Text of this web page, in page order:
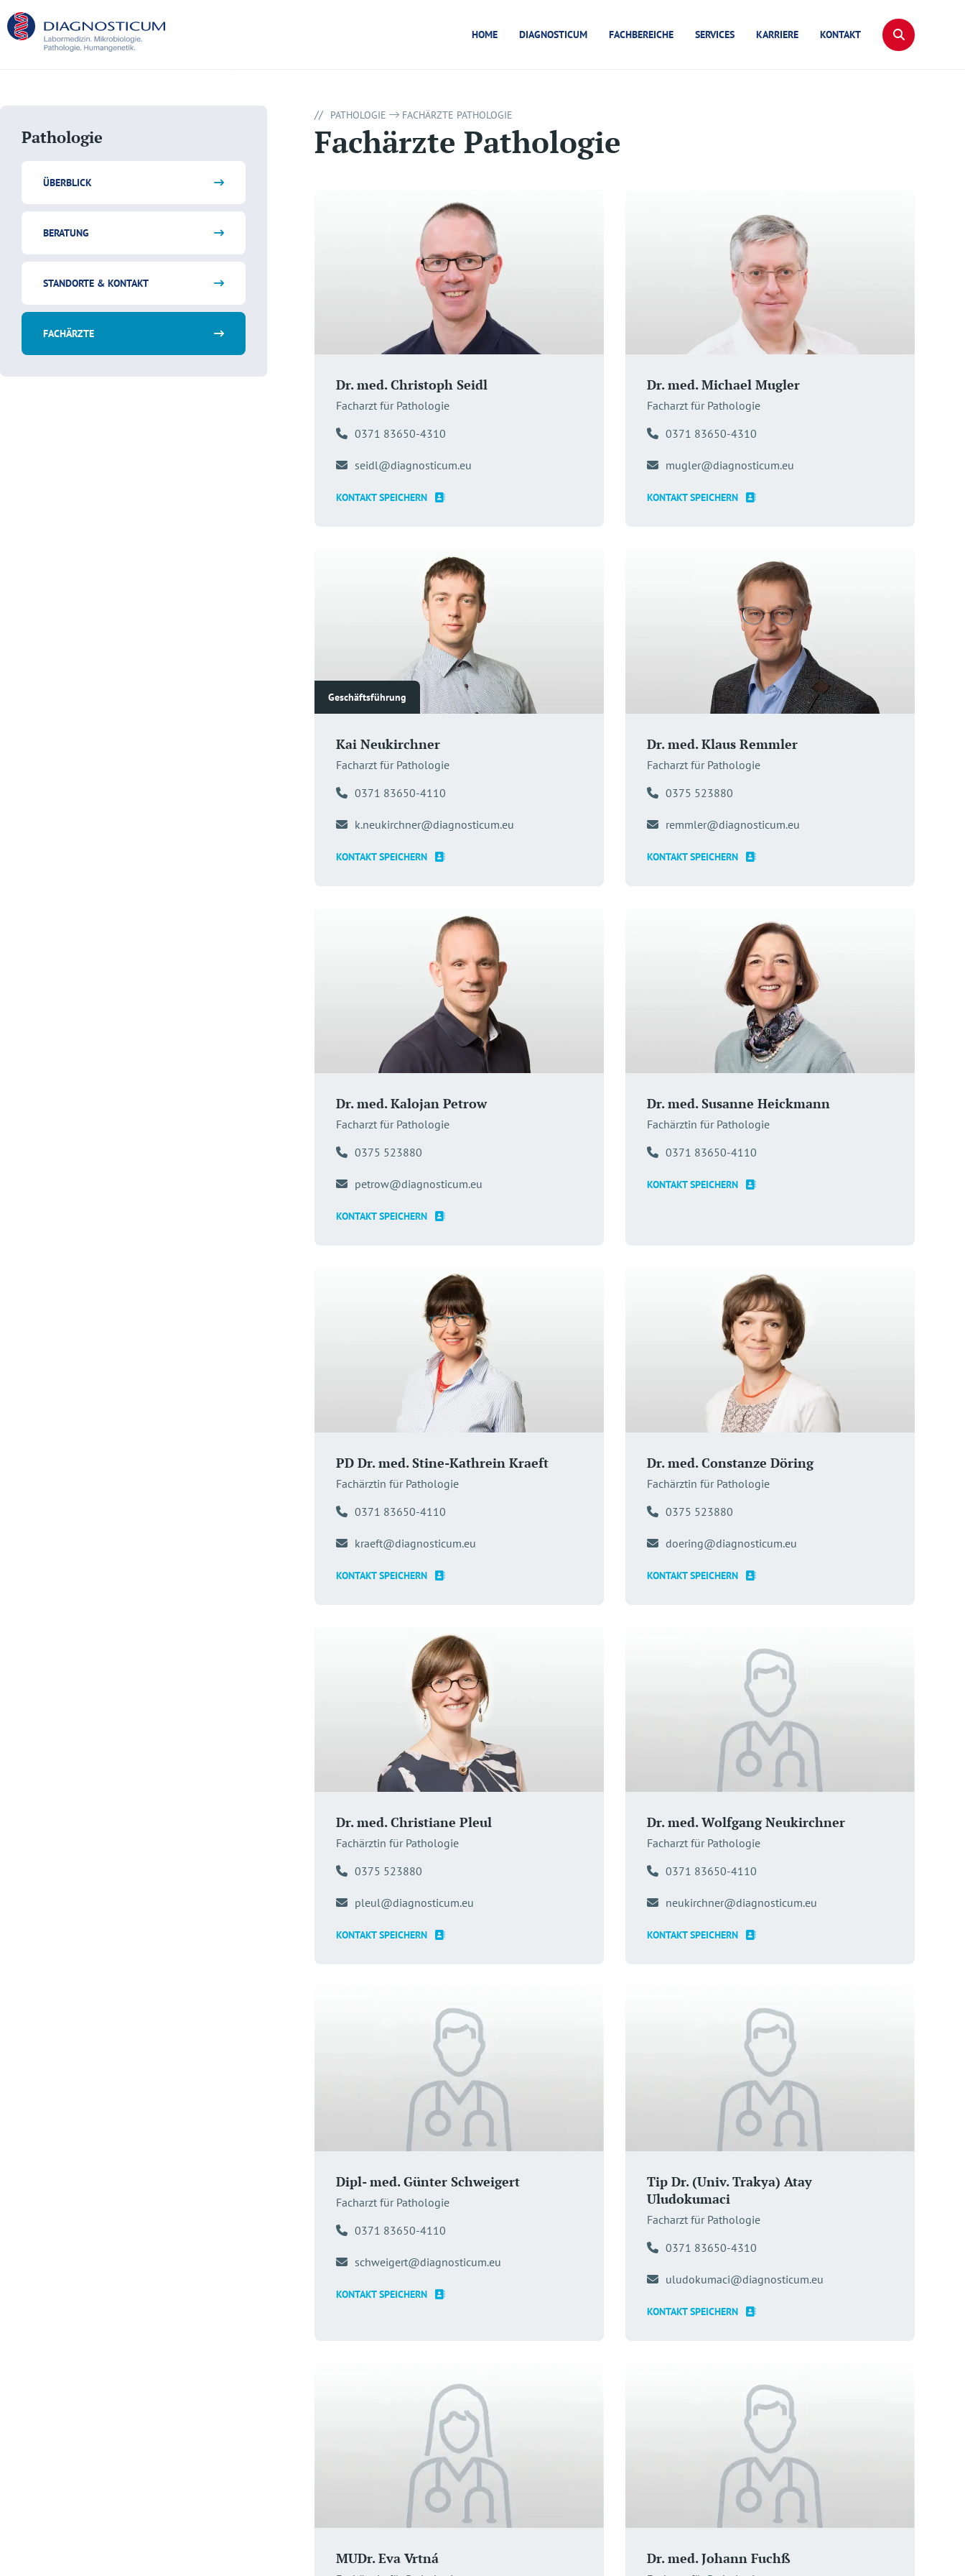
HOME DIAGNOSTICUM FACHBEREICHE SERVICES KARRIERE KONTAKT
Pathologie
ÜBERBLICK
BERATUNG
STANDORTE & KONTAKT
FACHÄRZTE
// PATHOLOGIE FACHÄRZTE PATHOLOGIE
Fachärzte Pathologie
Dr. med. Christoph Seidl
Facharzt für Pathologie
0371 83650-4310
seidl@diagnosticum.eu
KONTAKT SPEICHERN
Dr. med. Michael Mugler
Facharzt für Pathologie
0371 83650-4310
mugler@diagnosticum.eu
KONTAKT SPEICHERN
Geschäftsführung
Kai Neukirchner
Facharzt für Pathologie
0371 83650-4110
k.neukirchner@diagnosticum.eu
KONTAKT SPEICHERN
Dr. med. Klaus Remmler
Facharzt für Pathologie
0375 523880
remmler@diagnosticum.eu
KONTAKT SPEICHERN
Dr. med. Kalojan Petrow
Facharzt für Pathologie
0375 523880
petrow@diagnosticum.eu
KONTAKT SPEICHERN
Dr. med. Susanne Heickmann
Fachärztin für Pathologie
0371 83650-4110
KONTAKT SPEICHERN
PD Dr. med. Stine-Kathrein Kraeft
Fachärztin für Pathologie
0371 83650-4110
kraeft@diagnosticum.eu
KONTAKT SPEICHERN
Dr. med. Constanze Döring
Fachärztin für Pathologie
0375 523880
doering@diagnosticum.eu
KONTAKT SPEICHERN
Dr. med. Christiane Pleul
Fachärztin für Pathologie
0375 523880
pleul@diagnosticum.eu
KONTAKT SPEICHERN
Dr. med. Wolfgang Neukirchner
Facharzt für Pathologie
0371 83650-4110
neukirchner@diagnosticum.eu
KONTAKT SPEICHERN
Dipl- med. Günter Schweigert
Facharzt für Pathologie
0371 83650-4110
schweigert@diagnosticum.eu
KONTAKT SPEICHERN
Tip Dr. (Univ. Trakya) Atay
Uludokumaci
Facharzt für Pathologie
0371 83650-4310
uludokumaci@diagnosticum.eu
KONTAKT SPEICHERN
MUDr. Eva Vrtná Dr. med. Johann Fuchß